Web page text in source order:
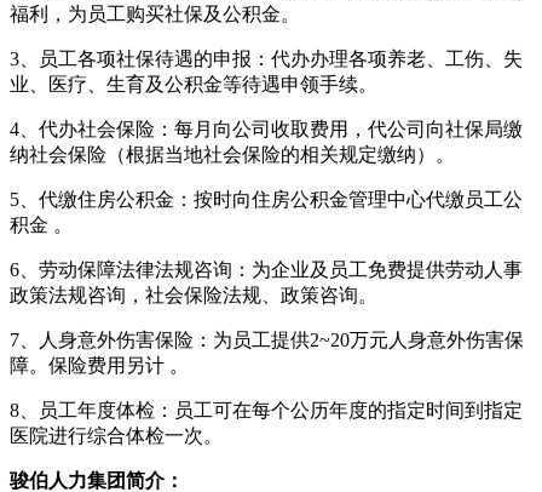
福利，为员工购买社保及公积金。
3、员工各项社保待遇的申报：代办办理各项养老、工伤、失
业、医疗、生育及公积金等待遇申领手续。
4、代办社会保险：每月向公司收取费用，代公司向社保局缴
纳社会保险（根据当地社会保险的相关规定缴纳）。
5、代缴住房公积金：按时向住房公积金管理中心代缴员工公
积金 。
6、劳动保障法律法规咨询：为企业及员工免费提供劳动人事
政策法规咨询，社会保险法规、政策咨询。
7、人身意外伤害保险：为员工提供2~20万元人身意外伤害保
障。保险费用另计 。
8、员工年度体检：员工可在每个公历年度的指定时间到指定
医院进行综合体检一次。
骏伯人力集团简介：